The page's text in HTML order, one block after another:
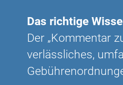
Das richtige
Der „Kommentar
verlässliches,